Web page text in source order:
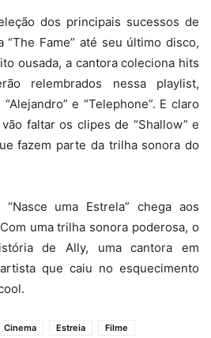
dos principais sucessos de
“The Fame” até seu último disco,
ousada, a cantora coleciona hits
relembrados nessa playlist,
e “Telephone”. E claro
faltar os clipes de “Shallow” e
fazem parte da trilha sonora do
uma Estrela” chega aos
uma trilha sonora poderosa, o
de Ally, uma cantora em
que caiu no esquecimento
Cinema Estreia
Filme